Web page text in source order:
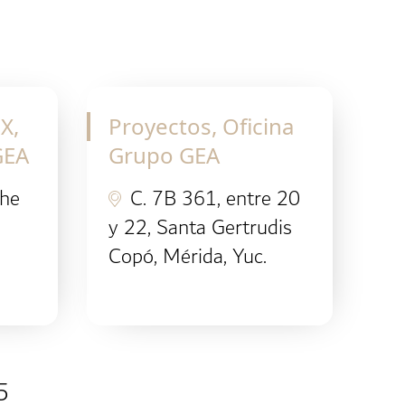
Proyectos, Oficina
Grupo GEA
C. 7B 361, entre 20
y 22, Santa Gertrudis
Copó, Mérida, Yuc.